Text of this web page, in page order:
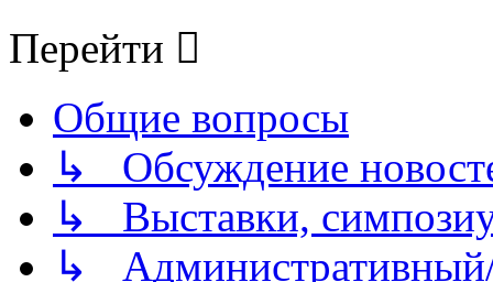
Перейти
Общие вопросы
↳ Обсуждение
↳ Выставки,
↳